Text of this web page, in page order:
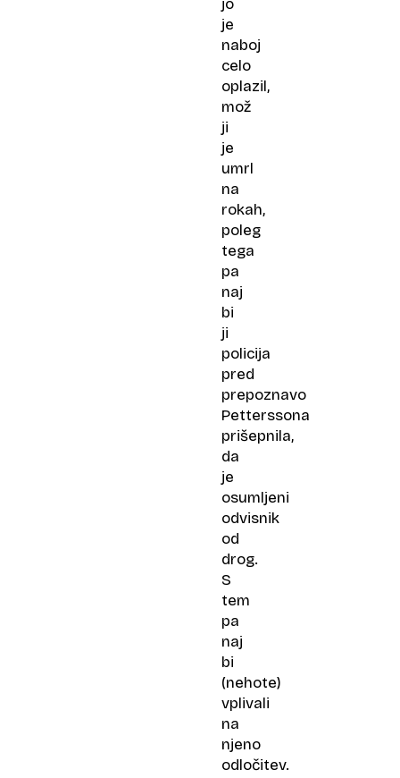
jo
je
naboj
celo
oplazil,
mož
ji
je
umrl
na
rokah,
poleg
tega
pa
naj
bi
ji
policija
pred
prepoznavo
Petterssona
prišepnila,
da
je
osumljeni
odvisnik
od
drog.
S
tem
pa
naj
bi
(nehote)
vplivali
na
njeno
odločitev.